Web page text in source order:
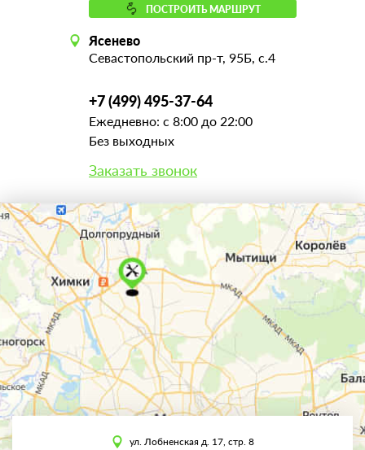
ПОСТРОИТЬ МАРШРУТ
Ясенево
Севастопольский пр-т, 95Б, с.4
+7 (499) 495-37-64
Ежедневно: с 8:00 до 22:00
Без выходных
Заказать звонок
ул. Лобненская д. 17, стр. 8